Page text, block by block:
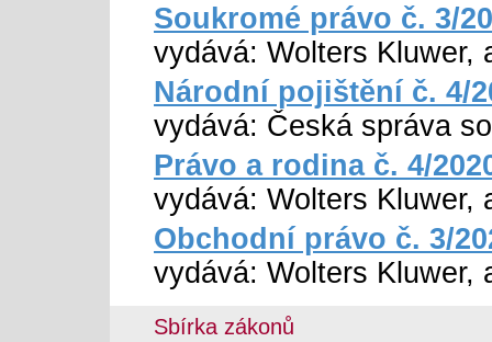
Soukromé právo č. 3/
vydává: Wolters Kluwer,
Národní pojištění č. 4/
vydává: Česká správa
Právo a rodina č. 4/
vydává: Wolters Kluwer,
Obchodní právo č. 3/
vydává: Wolters Kluwer,
Sbírka zákonů